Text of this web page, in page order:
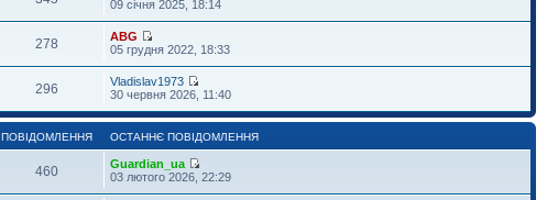
09 січня 2025, 18:14
278
ABG
05 грудня 2022, 18:33
296
Vladislav1973
30 червня 2026, 11:40
ПОВІДОМЛЕННЯ ОСТАННЄ ПОВІДОМЛЕННЯ
460
Guardian_ua
03 лютого 2026, 22:29